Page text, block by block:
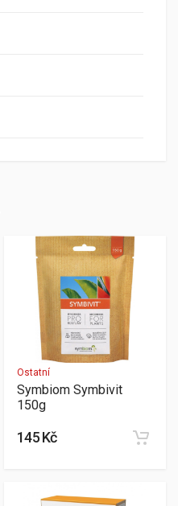
Ostatní
Symbiom Symbivit
150g
145 Kč